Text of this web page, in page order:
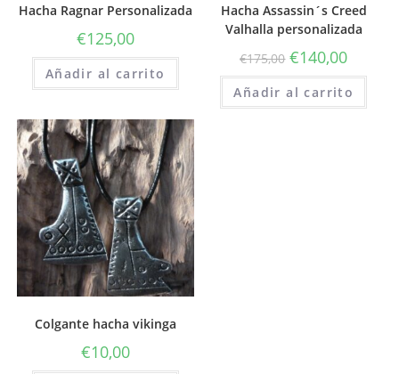
Hacha Ragnar Personalizada
€125,00
Añadir al carrito
Hacha Assassin´s Creed
Valhalla personalizada
€175,00 €140,00
Añadir al carrito
Colgante hacha vikinga
€10,00